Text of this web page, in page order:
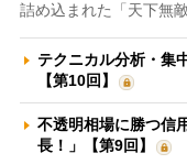
詰め込まれた「天下無
テクニカル分析・集
【第10回】
不透明相場に勝つ信
長！」【第9回】